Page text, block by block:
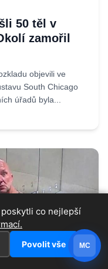
50 těl v
zamořil
objevili ve
South Chicago
úřadů byla...
co nejlepší
Povolit vše MC